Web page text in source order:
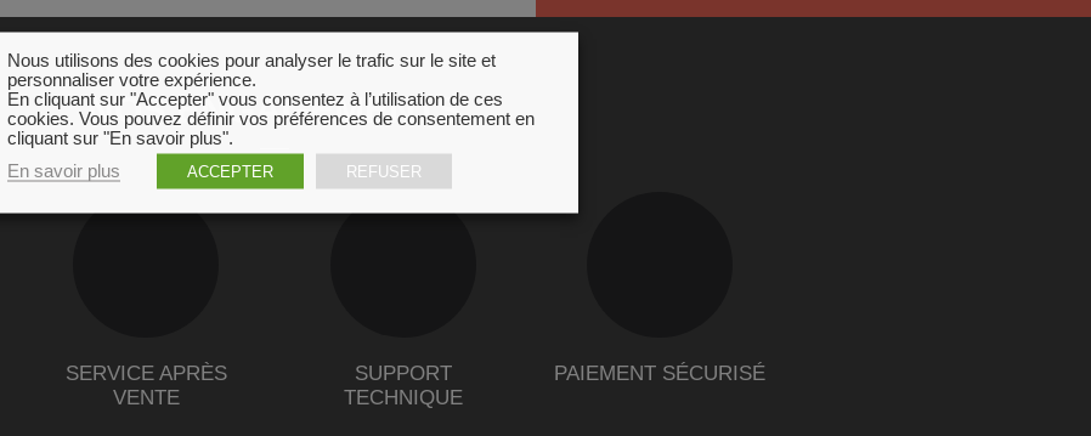
NOS ENGAGEMENTS
SERVICE APRÈS
VENTE
SUPPORT
TECHNIQUE
PAIEMENT SÉCURISÉ
Nous utilisons des cookies pour analyser le trafic sur le site et
personnaliser votre expérience.
En cliquant sur "Accepter" vous consentez à l’utilisation de ces
cookies. Vous pouvez définir vos préférences de consentement en
cliquant sur "En savoir plus".
En savoir plus
ACCEPTER REFUSER